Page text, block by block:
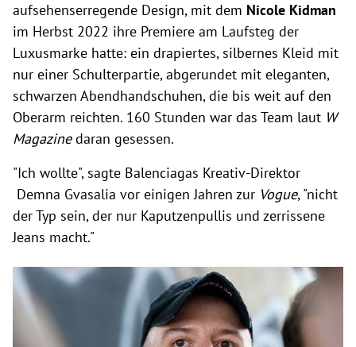
aufsehenserregende Design, mit dem Nicole Kidman
im Herbst 2022 ihre Premiere am Laufsteg der
Luxusmarke hatte: ein drapiertes, silbernes Kleid mit
nur einer Schulterpartie, abgerundet mit eleganten,
schwarzen Abendhandschuhen, die bis weit auf den
Oberarm reichten. 160 Stunden war das Team laut W
Magazinedaran gesessen.
"Ich wollte", sagte Balenciagas Kreativ-Direktor
Demna Gvasalia vor einigen Jahren zur Vogue, "nicht
der Typ sein, der nur Kaputzenpullis und zerrissene
Jeans macht."